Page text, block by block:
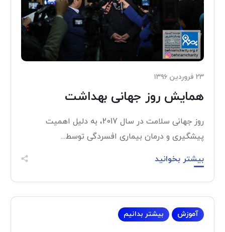
۲۳ فروردین ۱۳۹۶
همایش روز جهانی بهداشت
روز جهانی سلامت در سال 2017، به دلیل اهمیت
پیشگیری و درمان بیماری افسردگی توسط...
بیشتر بخوانید
آموزش بیشتر بدانیم